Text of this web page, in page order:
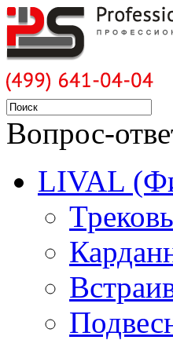
Вопрос-
LIVAL